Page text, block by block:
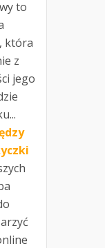
to
która
z
jego